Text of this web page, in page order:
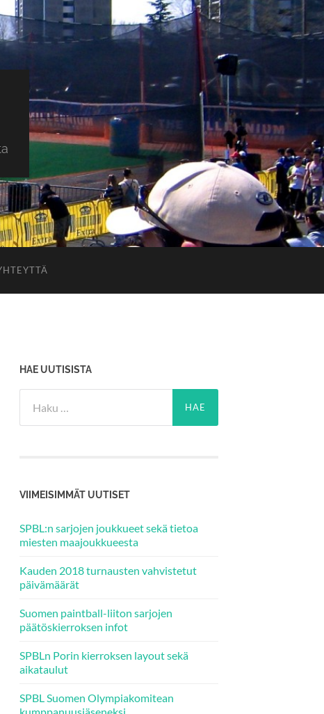
HAE UUTISISTA
VIIMEISIMMÄT UUTISET
SPBL:n sarjojen joukkueet sekä tietoa
miesten maajoukkueesta
Kauden 2018 turnausten vahvistetut
päivämäärät
Suomen paintball-liiton sarjojen
päätöskierroksen infot
SPBLn Porin kierroksen layout sekä
aikataulut
SPBL Suomen Olympiakomitean